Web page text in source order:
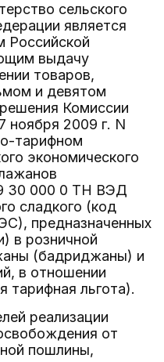
сельского
является
Российской
выдачу
товаров,
и девятом
решения Комиссии
ноября 2009 г. N
тарифном
экономического
30 000 0 ТН ВЭД
сладкого (код
предназначенных
в розничной
(бадриджаны) и
в отношении
тарифная льгота).
реализации
от
пошлины,